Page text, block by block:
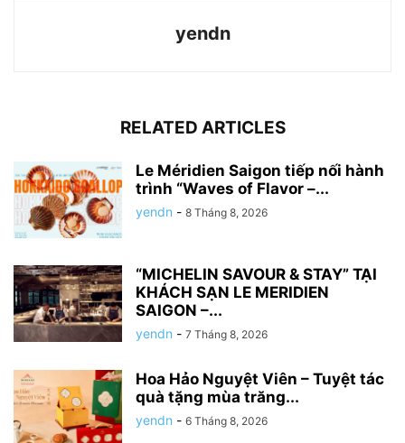
yendn
RELATED ARTICLES
Le Méridien Saigon tiếp nối hành
trình “Waves of Flavor –...
yendn - 8 Tháng 8, 2026
“MICHELIN SAVOUR & STAY” TẠI
KHÁCH SẠN LE MERIDIEN
SAIGON –...
yendn - 7 Tháng 8, 2026
Hoa Hảo Nguyệt Viên – Tuyệt tác
quà tặng mùa trăng...
yendn - 6 Tháng 8, 2026